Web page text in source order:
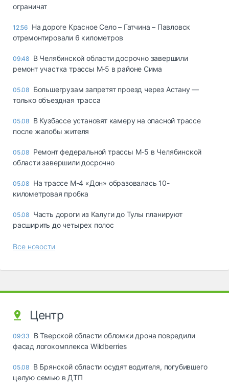
ограничат
12:56 На дороге Красное Село – Гатчина – Павловск
отремонтировали 6 километров
09:48 В Челябинской области досрочно завершили
ремонт участка трассы М‑5 в районе Сима
05.08 Большегрузам запретят проезд через Астану —
только объездная трасса
05.08 В Кузбассе установят камеру на опасной трассе
после жалобы жителя
05.08 Ремонт федеральной трассы М-5 в Челябинской
области завершили досрочно
05.08 На трассе М-4 «Дон» образовалась 10-
километровая пробка
05.08 Часть дороги из Калуги до Тулы планируют
расширить до четырех полос
Все новости
Центр
09:33
В Тверской области обломки дрона повредили
фасад логокомплекса Wildberries
05.08 В Брянской области осудят водителя, погубившего
целую семью в ДТП